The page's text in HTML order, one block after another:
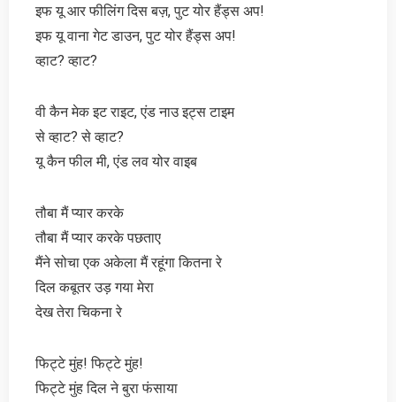
इफ यू आर फीलिंग दिस बज़, पुट योर हैंड्स अप!
इफ यू वाना गेट डाउन, पुट योर हैंड्स अप!
व्हाट? व्हाट?
वी कैन मेक इट राइट, एंड नाउ इट्स टाइम
से व्हाट? से व्हाट?
यू कैन फील मी, एंड लव योर वाइब
तौबा मैं प्यार करके
तौबा मैं प्यार करके पछताए
मैंने सोचा एक अकेला मैं रहूंगा कितना रे
दिल कबूतर उड़ गया मेरा
देख तेरा चिकना रे
फिट्टे मुंह! फिट्टे मुंह!
फिट्टे मुंह दिल ने बुरा फंसाया